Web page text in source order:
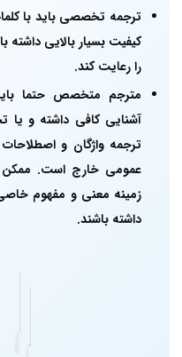
ترجمه تخصصی باید با
کیفیت بسیار بالایی
را رعایت کند.
مترجم متخصص حتما
آشنایی کافی داشته و یا
ترجمه واژگان و
عمومی خارج است.
زمینه معنی و مفهوم
داشته باشند.